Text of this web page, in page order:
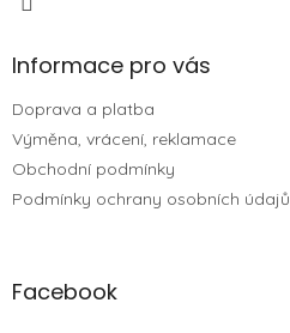
Informace pro vás
Doprava a platba
Výměna, vrácení, reklamace
Obchodní podmínky
Podmínky ochrany osobních údajů
Facebook